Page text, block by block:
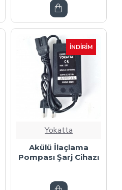
İNDIRIM
Yokatta
Akülü İlaçlama
Pompası Şarj Cihazı